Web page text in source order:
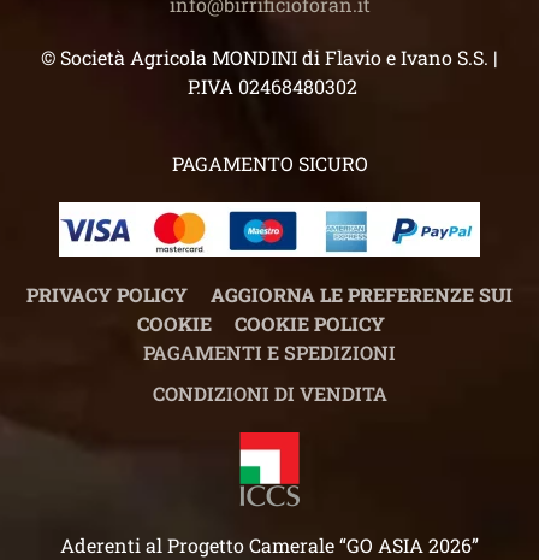
© Società Agricola MONDINI di Flavio e Ivano S.S. |
P.IVA 02468480302
PAGAMENTO SICURO
PRIVACY POLICY
AGGIORNA LE PREFERENZE SUI
COOKIE
COOKIE POLICY
PAGAMENTI E SPEDIZIONI
CONDIZIONI DI VENDITA
Aderenti al Progetto Camerale “GO ASIA 2026”